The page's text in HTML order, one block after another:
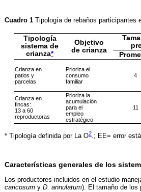
Cuadro 1 Tipología de rebaños participantes
Tipología
sistema de
crianza*
Objetivo
de crianza
Crianza en
patios y
parcelas
Prioriza el
consumo
familiar
4
Crianza en
fincas:
13 a 60
reproductoras
Prioriza la
acumulación
para el
empleo
estratégico
11
* Tipología definida por La O2.; EE= error
Características generales de los
Los productores incluidos en el estudio
caricosum y D. annulatum). El tamaño de los